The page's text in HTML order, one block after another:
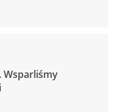
Wsparliśmy